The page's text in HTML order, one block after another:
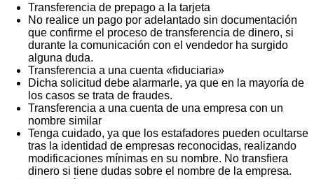
Transferencia de prepago a la tarjeta
No realice un pago por adelantado sin documentación
que confirme el proceso de transferencia de dinero, si
durante la comunicación con el vendedor ha surgido
alguna duda.
Transferencia a una cuenta «fiduciaria»
Dicha solicitud debe alarmarle, ya que en la mayoría de
los casos se trata de fraudes.
Transferencia a una cuenta de una empresa con un
nombre similar
Tenga cuidado, ya que los estafadores pueden ocultarse
tras la identidad de empresas reconocidas, realizando
modificaciones mínimas en su nombre. No transfiera
dinero si tiene dudas sobre el nombre de la empresa.